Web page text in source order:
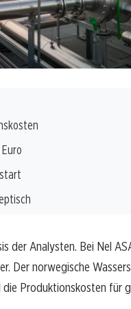
der Analysten. Bei Nel
Der norwegische
Produktionskosten für